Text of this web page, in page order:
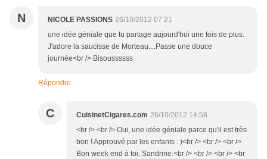
N NICOLE PASSIONS 26/10/2012 07:21
une idée géniale que tu partage aujourd'hui une fois de plus.
J'adore la saucisse de Morteau....Passe une douce
journée<br /> Bisoussssss
Répondre
C CuisinetCigares.com 26/10/2012 14:58
<br /> <br /> Oui, une idée géniale parce qu'il est très
bon ! Approuvé par les enfants : )<br /> <br /> <br />
Bon week end à toi, Sandrine.<br /> <br /> <br /> <br